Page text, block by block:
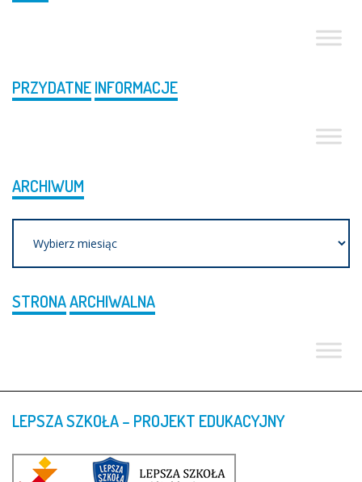
PRZYDATNEINFORMACJE
ARCHIWUM
STRONAARCHIWALNA
LEPSZASZKOŁA– PROJEKT EDUKACYJNY